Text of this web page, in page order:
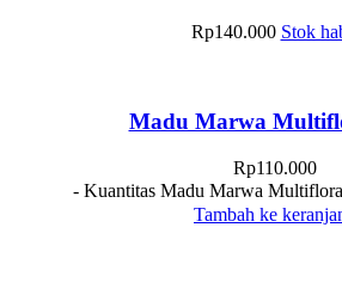
Rp140.000 Stok
Madu Marwa
Rp110.000
- Kuantitas Madu Marwa
Tambah ke